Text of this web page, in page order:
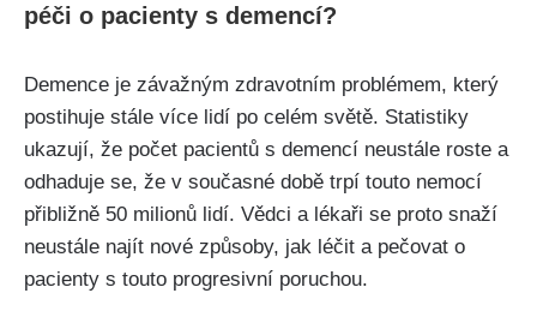
péči o pacienty s demencí?
Demence je závažným zdravotním problémem, který
postihuje stále více lidí po celém světě. Statistiky
ukazují, že počet pacientů s demencí neustále roste a
odhaduje se, že v současné době trpí touto nemocí
přibližně 50 milionů lidí. Vědci a lékaři se proto snaží
neustále najít nové způsoby, jak léčit a pečovat o
pacienty s touto progresivní poruchou.